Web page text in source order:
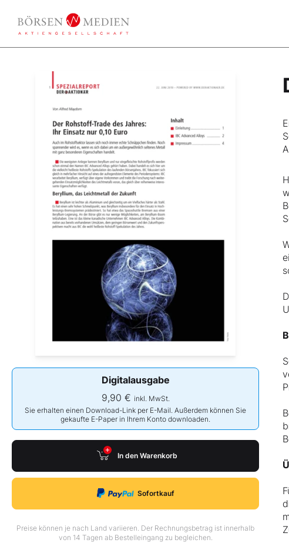
Digitalausgabe
9,90 € inkl. MwSt.
Sie erhalten einen Download-Link per E-Mail. Außerdem können Sie
gekaufte E-Paper in Ihrem Konto downloaden.
In den Warenkorb
Sofortkauf
Preise können je nach Land variieren. Der Rechnungsbetrag ist innerhalb
von 14 Tagen ab Bestelleingang zu begleichen.